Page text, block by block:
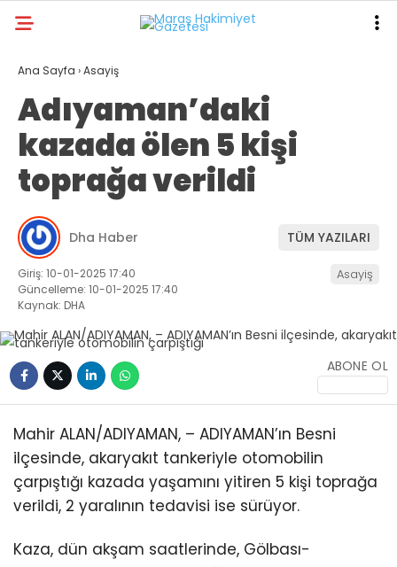
İhbar Hattı
GALERİ YAZARLAR
ANA SAYFA
KAHRAMANMARAŞ
GÜNDEM
EKONOMI
POLITIKA
SPOR
SAĞLIK
KÜLTÜR/SANAT
Ana Sayfa ›Asayiş
Adıyaman’daki
kazada ölen 5 kişi
toprağa verildi
Dha Haber TÜM YAZILARI
Giriş: 10-01-2025 17:40
Güncelleme: 10-01-2025 17:40
Kaynak: DHA
Asayiş
ABONE OL
Mahir ALAN/ADIYAMAN, – ADIYAMAN’ın Besni
ilçesinde, akaryakıt tankeriyle otomobilin
çarpıştığı kazada yaşamını yitiren 5 kişi toprağa
verildi, 2 yaralının tedavisi ise sürüyor.
Kaza, dün akşam saatlerinde, Gölbası-